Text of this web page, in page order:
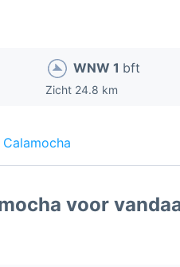
WNW 1 bft
Zicht 24.8 km
voor